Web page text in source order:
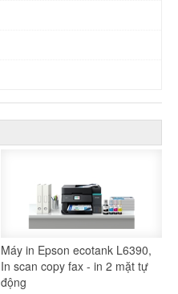
Máy in Epson ecotank L6390,
In scan copy fax - in 2 mặt tự
động